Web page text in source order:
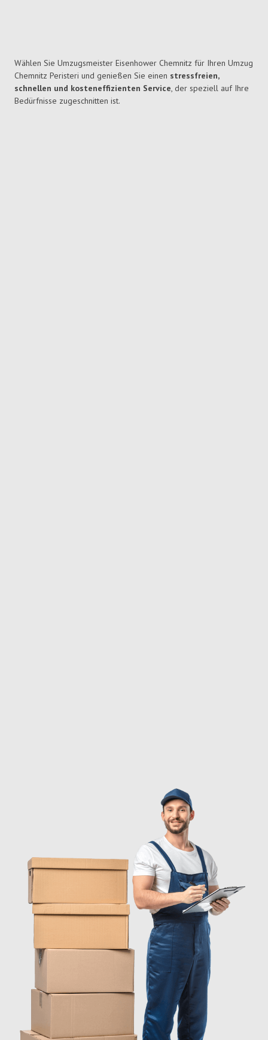
Wählen Sie Umzugsmeister Eisenhower Chemnitz für Ihren Umzug
Chemnitz Peristeri und genießen Sie einen stressfreien,
schnellen und kosteneffizienten Service, der speziell auf Ihre
Bedürfnisse zugeschnitten ist.